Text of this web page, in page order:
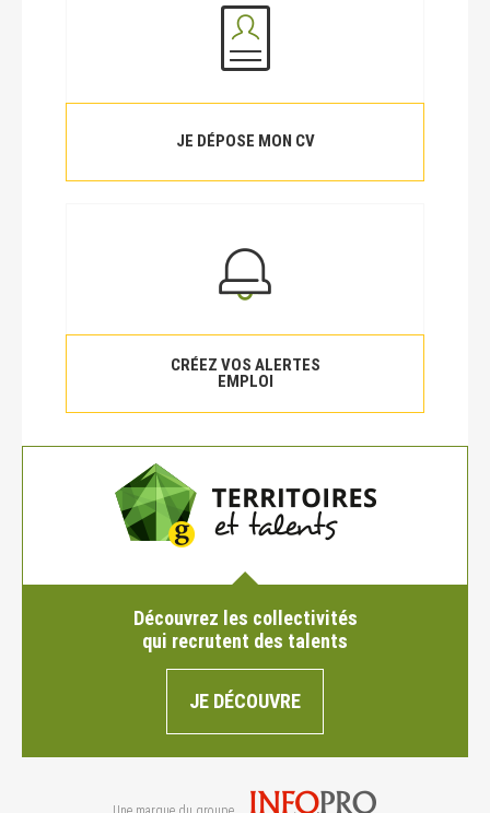
JE DÉPOSE MON CV
CRÉEZ VOS ALERTES
EMPLOI
Découvrez les collectivités
qui recrutent des talents
JE DÉCOUVRE